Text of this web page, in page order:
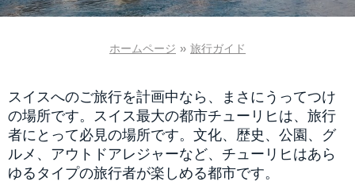
ホームページ » 旅行ガイド
スイスへのご旅行を計画中なら、まさにうってつけ
の場所です。スイス最大の都市チューリヒは、旅行
者にとって必見の場所です。文化、歴史、公園、グ
ルメ、アウトドアレジャーなど、チューリヒはあら
ゆるタイプの旅行者が楽しめる都市です。